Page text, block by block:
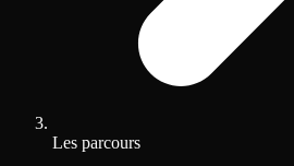
Les parcours